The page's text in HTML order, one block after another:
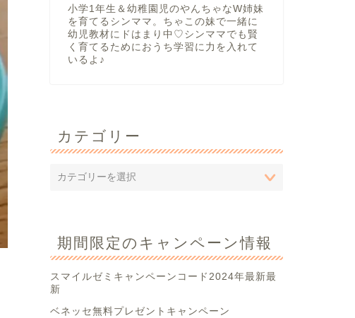
小学1年生＆幼稚園児のやんちゃなW姉妹
を育てるシンママ。ちゃこの妹で一緒に
幼児教材にドはまり中♡シンママでも賢
く育てるためにおうち学習に力を入れて
いるよ♪
カテゴリー
期間限定のキャンペーン情報
スマイルゼミキャンペーンコード2024年最新最
新
ベネッセ無料プレゼントキャンペーン